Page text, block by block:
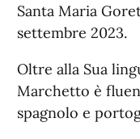
Santa Maria
settembre 2023.
Oltre alla Sua
Marchetto è
spagnolo e